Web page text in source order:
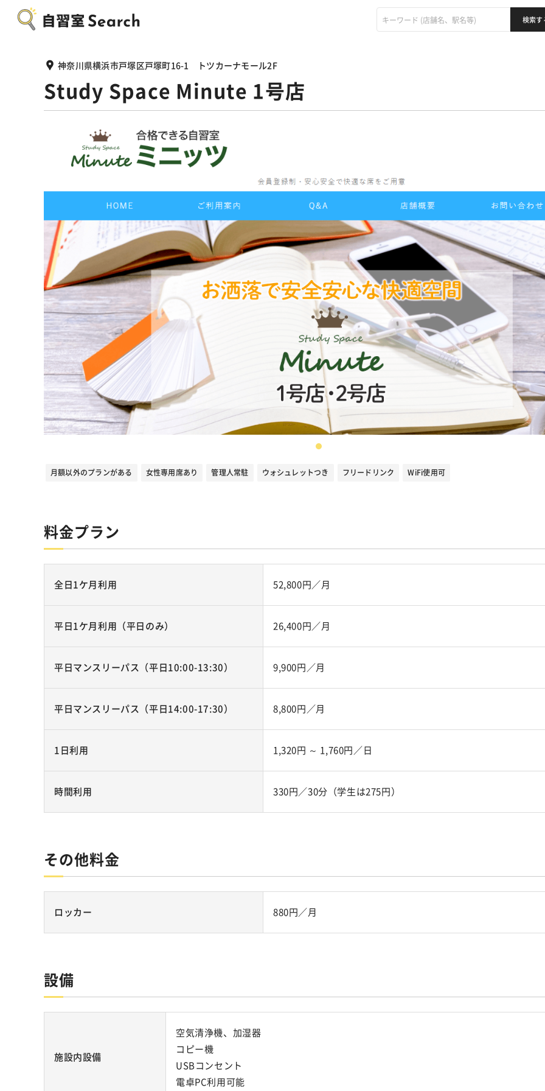
神奈川県横浜市戸塚区戸塚町16-1 トツカーナモール2F
Study Space Minute 1号店
月額以外のプランがある 女性専用席あり 管理人常駐 ウォシュレットつき フリードリンク WiFi使用可
料金プラン
全日1ケ月利用 52,800円／月
平日1ケ月利用（平日のみ） 26,400円／月
平日マンスリーパス（平日10:00-13:30） 9,900円／月
平日マンスリーパス（平日14:00-17:30） 8,800円／月
1日利用 1,320円 ～ 1,760円／日
時間利用 330円／30分（学生は275円）
その他料金
ロッカー 880円／月
設備
施設内設備
空気清浄機、加湿器
コピー機
USBコンセント
電卓PC利用可能